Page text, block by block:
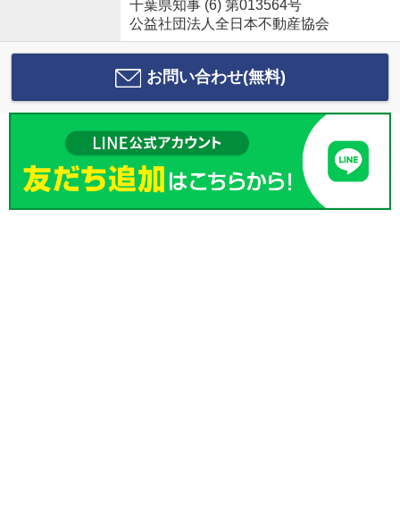
千葉県知事 (6) 第013564号
公益社団法人全日本不動産協会
お問い合わせ(無料)